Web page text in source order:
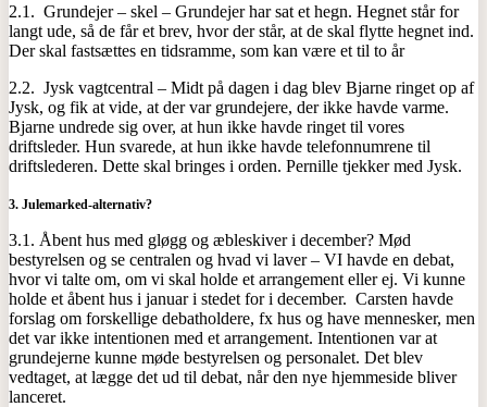
2.1. Grundejer – skel – Grundejer har sat et hegn. Hegnet står for
langt ude, så de får et brev, hvor der står, at de skal flytte hegnet ind.
Der skal fastsættes en tidsramme, som kan være et til to år
2.2. Jysk vagtcentral – Midt på dagen i dag blev Bjarne ringet op af
Jysk, og fik at vide, at der var grundejere, der ikke havde varme.
Bjarne undrede sig over, at hun ikke havde ringet til vores
driftsleder. Hun svarede, at hun ikke havde telefonnumrene til
driftslederen. Dette skal bringes i orden. Pernille tjekker med Jysk.
3. Julemarked-alternativ?
3.1. Åbent hus med gløgg og æbleskiver i december? Mød
bestyrelsen og se centralen og hvad vi laver – VI havde en debat,
hvor vi talte om, om vi skal holde et arrangement eller ej. Vi kunne
holde et åbent hus i januar i stedet for i december. Carsten havde
forslag om forskellige debatholdere, fx hus og have mennesker, men
det var ikke intentionen med et arrangement. Intentionen var at
grundejerne kunne møde bestyrelsen og personalet. Det blev
vedtaget, at lægge det ud til debat, når den nye hjemmeside bliver
lanceret.